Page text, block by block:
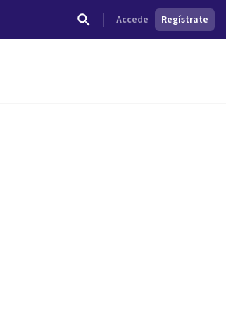
Accede Regístrate